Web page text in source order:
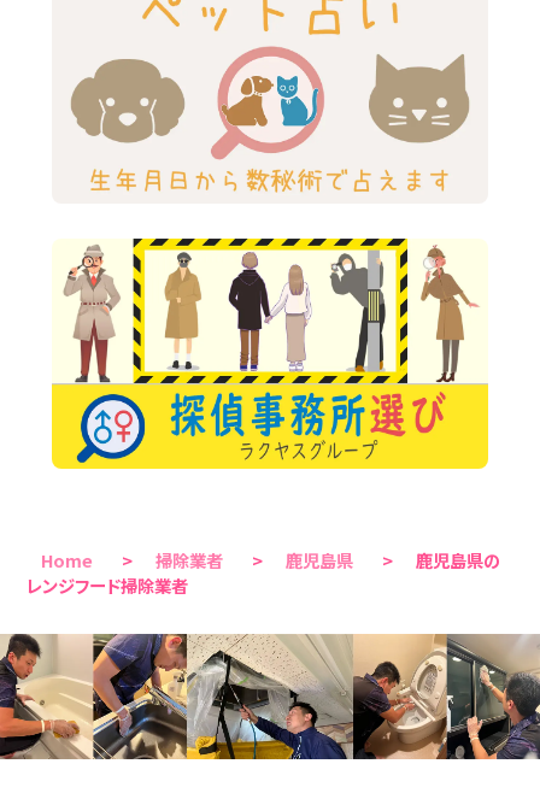
Home > 掃除業者 > 鹿児島県 >
鹿児島県の
レンジフード掃除業者